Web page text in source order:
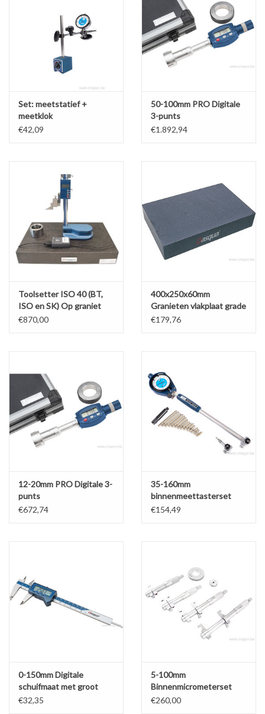
Set: meetstatief +
meetklok
€42,09
50-100mm PRO Digitale
3-punts
binnenmicrometerset
€1.892,94
Toolsetter ISO 40 (BT,
ISO en SK) Op graniet
Gr00 400x200+ U -
€870,00
400x250x60mm
Granieten vlakplaat grade
00
€179,76
12-20mm PRO Digitale 3-
punts
binnenmicrometerset
€672,74
35-160mm
binnenmeettasterset
€154,49
0-150mm Digitale
schuifmaat met groot
display x0,01mm
€32,35
5-100mm
Binnenmicrometerset
€260,00